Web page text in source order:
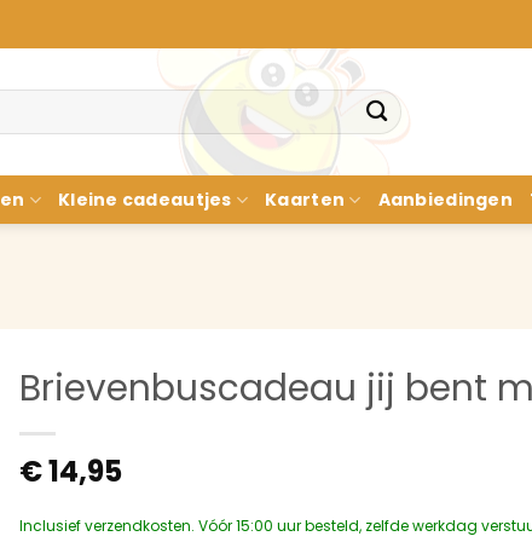
Kleine cadeautjes Kaarten Aanbiedingen
Brievenbuscadeau jij bent
€14,95
Inclusief verzendkosten. Vóór 15:00 uur besteld, zelfde werkdag